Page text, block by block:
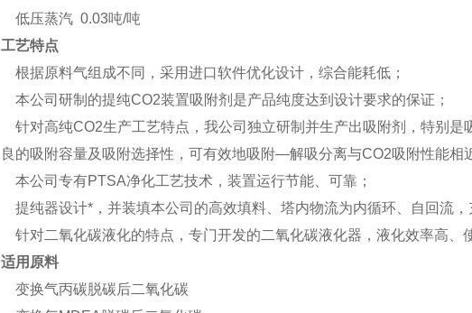
低压蒸汽 0.03吨/吨
工艺特点
根据原料气组成不同，采用进口软件优化设计，综合能耗低；
本公司研制的提纯CO2装置吸附剂是产品纯度达到设计要求的保证；
针对高纯CO2生产工艺特点，我公司独立研制并生产出吸附剂，特别是
良的吸附容量及吸附选择性，可有效地吸附—解吸分离与CO2吸附性能相
本公司专有PTSA净化工艺技术，装置运行节能、可靠；
提纯器设计*，并装填本公司的高效填料、塔内物流为内循环、自回流
针对二氧化碳液化的特点，专门开发的二氧化碳液化器，液化效率高、
适用原料
变换气丙碳脱碳后二氧化碳